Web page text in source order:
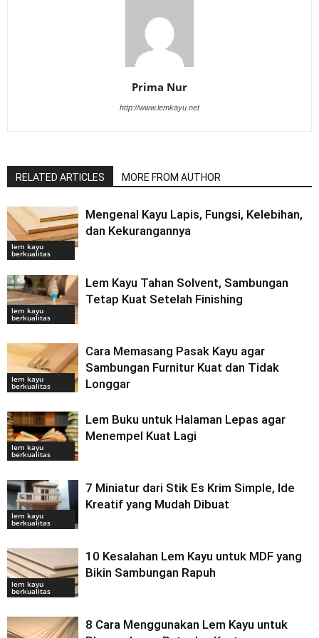
Prima Nur
http://www.lemkayu.net
RELATED ARTICLES MORE FROM AUTHOR
lem kayu
berkualitas
Mengenal Kayu Lapis, Fungsi, Kelebihan,
dan Kekurangannya
lem kayu
berkualitas
Lem Kayu Tahan Solvent, Sambungan
Tetap Kuat Setelah Finishing
lem kayu
berkualitas
Cara Memasang Pasak Kayu agar
Sambungan Furnitur Kuat dan Tidak
Longgar
lem kayu
berkualitas
Lem Buku untuk Halaman Lepas agar
Menempel Kuat Lagi
lem kayu
berkualitas
7 Miniatur dari Stik Es Krim Simple, Ide
Kreatif yang Mudah Dibuat
lem kayu
berkualitas
10 Kesalahan Lem Kayu untuk MDF yang
Bikin Sambungan Rapuh
8 Cara Menggunakan Lem Kayu untuk